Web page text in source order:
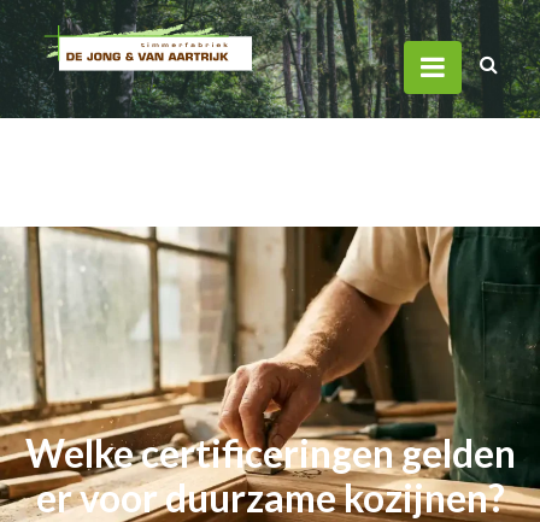
Welke certificeringen gelden
er voor duurzame kozijnen?